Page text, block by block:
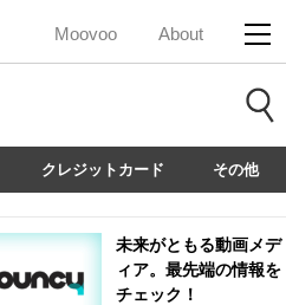
Moovoo About
クレジットカード その他
未来がともる動画メデ
ィア。最先端の情報を
チェック！